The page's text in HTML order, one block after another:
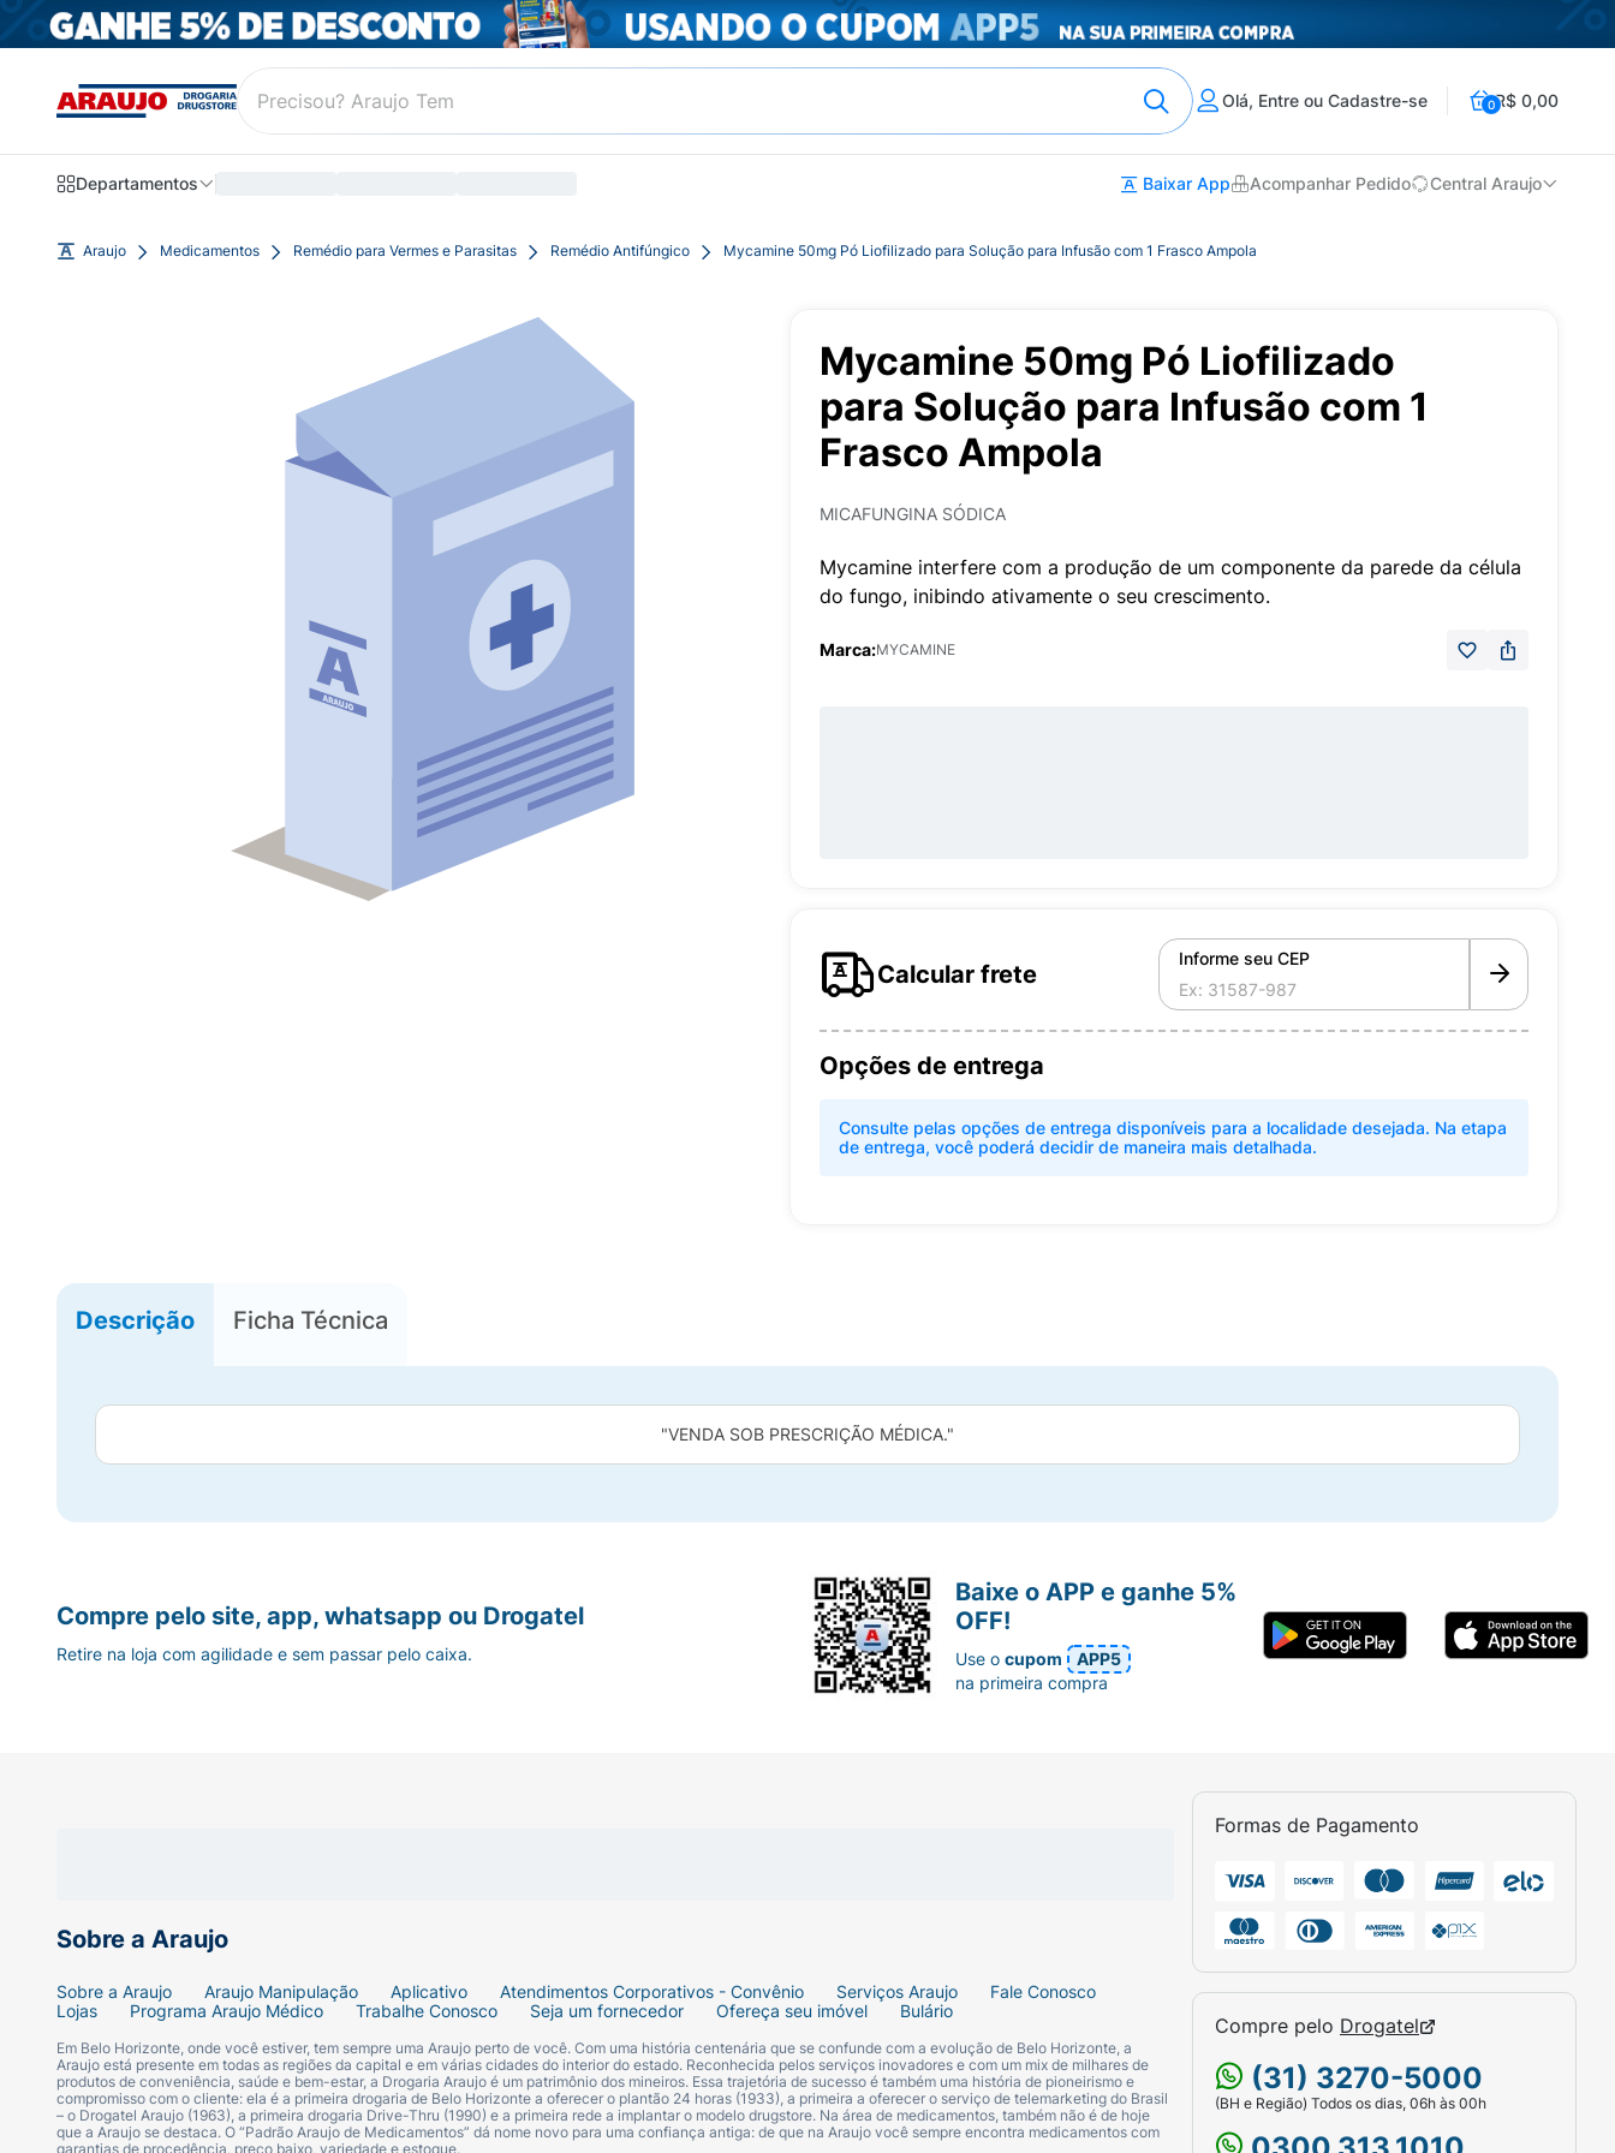
Olá, Entre ou Cadastre-se 0R$ 0,00
Departamentos Baixar App Acompanhar Pedido Central Araujo
Araujo Medicamentos Remédio para Vermes e Parasitas Remédio Antifúngico Mycamine 50mg Pó Liofilizado para Solução para Infusão com 1 Frasco Ampola
Mycamine 50mg Pó Liofilizado
para Solução para Infusão com 1
Frasco Ampola
MICAFUNGINA SÓDICA
Mycamine interfere com a produção de um componente da parede da célula
do fungo, inibindo ativamente o seu crescimento.
Marca:MYCAMINE
Calcular frete
Informe seu CEP
Opções de entrega
Consulte pelas opções de entrega disponíveis para a localidade desejada. Na etapa
de entrega, você poderá decidir de maneira mais detalhada.
Descrição Ficha Técnica
"VENDA SOB PRESCRIÇÃO MÉDICA."
Sobre a Araujo
Sobre a Araujo Araujo Manipulação Aplicativo Atendimentos Corporativos - Convênio Serviços Araujo
Fale Conosco
Lojas
Programa Araujo Médico Trabalhe Conosco Seja um fornecedor Ofereça seu imóvel Bulário
Em Belo Horizonte, onde você estiver, tem sempre uma Araujo perto de você. Com uma história centenária que se confunde com a evolução de Belo Horizonte, a
Araujo está presente em todas as regiões da capital e em várias cidades do interior do estado. Reconhecida pelos serviços inovadores e com um mix de milhares de
produtos de conveniência, saúde e bem-estar, a Drogaria Araujo é um patrimônio dos mineiros. Essa trajetória de sucesso é também uma história de pioneirismo e
compromisso com o cliente: ela é a primeira drogaria de Belo Horizonte a oferecer o plantão 24 horas (1933), a primeira a oferecer o serviço de telemarketing do Brasil
– o Drogatel Araujo (1963), a primeira drogaria Drive-Thru (1990) e a primeira rede a implantar o modelo drugstore. Na área de medicamentos, também não é de hoje
que a Araujo se destaca. O “Padrão Araujo de Medicamentos” dá nome novo para uma confiança antiga: de que na Araujo você sempre encontra medicamentos com
garantias de procedência, preço baixo, variedade e estoque.
Formas de Pagamento
Compre pelo Drogatel
(31) 3270-5000
(BH e Região) Todos os dias, 06h às 00h
Compre pelo site, app, whatsapp ou Drogatel
Retire na loja com agilidade e sem passar pelo caixa.
Baixe o APP e ganhe 5%
OFF!
Use ocupom
APP5
na primeira compra